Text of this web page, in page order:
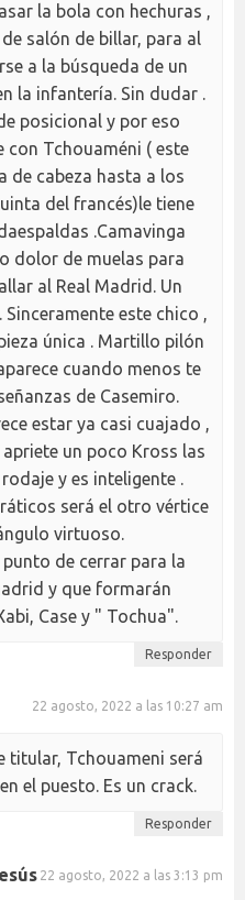
la bola con hechuras ,
salón de billar, para al
a la búsqueda de un
la infantería. Sin dudar .
posicional y por eso
con Tchouaméni ( este
de cabeza hasta a los
del francés)le tiene
.Camavinga
dolor de muelas para
al Real Madrid. Un
este chico ,
única . Martillo pilón
cuando menos te
de Casemiro.
estar ya casi cuajado ,
un poco Kross las
y es inteligente .
será el otro vértice
virtuoso.
punto de cerrar para la
y que formarán
Case y " Tochua".
Responder
22 agosto, 2022 a las 10:27 am
titular, Tchouameni será
el puesto. Es un crack.
Responder
22 agosto, 2022 a las 3:13 pm